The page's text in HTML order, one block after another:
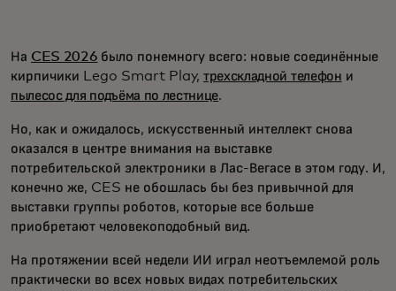
На CES 2026 было понемногу всего: новые соединённые
кирпичики Lego Smart Play, трехскладной телефон и
пылесос для подъёма по лестнице.
Но, как и ожидалось, искусственный интеллект снова
оказался в центре внимания на выставке
потребительской электроники в Лас-Вегасе в этом году. И,
конечно же, CES не обошлась бы без привычной для
выставки группы роботов, которые все больше
приобретают человекоподобный вид.
На протяжении всей недели ИИ играл неотъемлемой роль
практически во всех новых видах потребительских